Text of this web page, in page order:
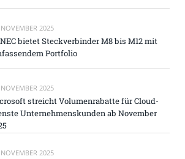
2025
bietet Steckverbinder M8 bis M12 mit
Portfolio
2025
streicht Volumenrabatte für Cloud-
Unternehmenskunden ab November
2025